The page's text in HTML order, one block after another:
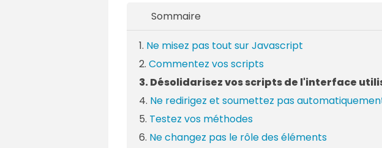
Sommaire
Ne misez pas tout sur Javascript
Commentez vos scripts
Désolidarisez vos scripts de l'interface
Ne redirigez et soumettez pas
Testez vos méthodes
Ne changez pas le rôle des éléments